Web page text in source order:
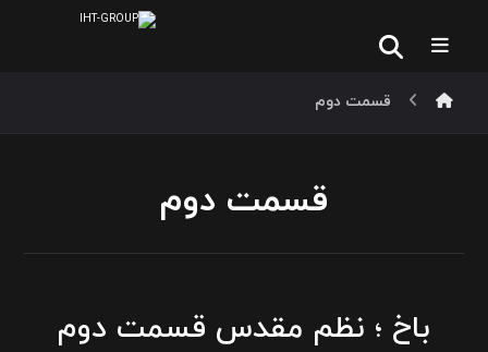
قسمت دوم
قسمت دوم
باخ ؛ نظم مقدس قسمت دوم